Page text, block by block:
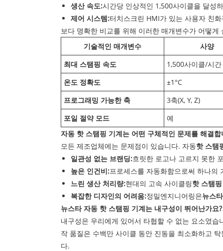
생산 속도:시간당 인상적인 1,500사이클을 달성
제어 시스템:터치스크린 HMI가 있는 사용자 친
보다 명확한 비교를 위해 이러한 매개변수가 어떻
기술적인 매개변수
사양
최대 스탬핑 속도
1,500사이클/시간
온도 정확도
±1°C
프로그래밍 가능한 축
3축(X, Y, Z)
포일 절약 모드
예
자동 핫 스탬핑 기계는 어떤 구체적인 문제를 해결합
모든 제조업체에는 문제점이 있습니다. 자동핫 스탬
일관성 없는 브랜딩:흐릿한 로고나 고르지 못한
높은 인건비:프로세스를 자동화함으로써 하나의
느린 생산 처리량:현대의 고속 사이클링핫 스탬
복잡한 디자인의 어려움:정밀엔지니어링은뉴스타
뉴스타 자동 핫 스탬핑 기계는 내구성이 뛰어난가요?
내구성은 우리에게 있어서 타협할 수 없는 요소였습
작 품질은 수백만 사이클 동안 진동을 최소화하고
다.